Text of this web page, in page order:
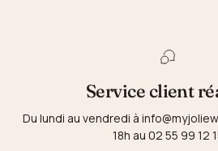
Service client
Du lundi au vendredi à
18h au 02 55 99 12